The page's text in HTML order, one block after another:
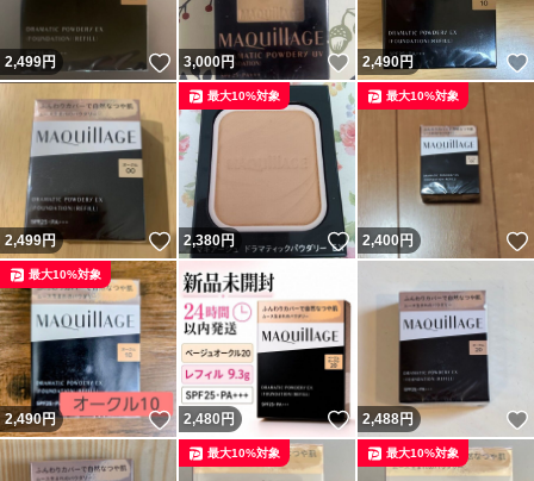
2,499円 いいね！
3,000円 いいね！
2,490円
2,499円 いいね！
2,380円 いいね！
最大10%対象
2,400円
最大10%対象
2,490円 いいね！
最大10%対象
2,480 円 いいね！
2,488円
最大10%対象 最大10%対象